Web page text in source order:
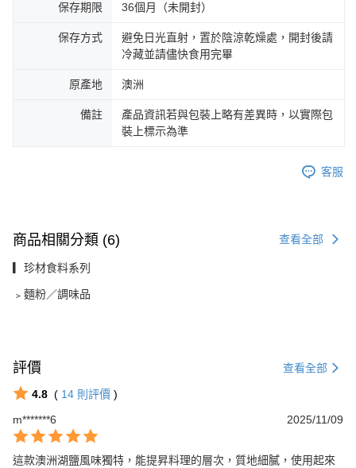
保存期限 36個月（未開封）
保存方式
避免日光直射，置於陰涼乾燥處，開封後請
冷藏並請儘快食用完畢
原產地 澳洲
備註
產品資訊若與包裝上略有差異時，以實際包
裝上標示為準
客服
商品相關分類 (6) 查看全部
▎珍材食料系列
﹥麵粉／調味品
評價 查看全部
4.8 ( 14 則評價 )
m*******6
2025/11/09
這款澳洲湖鹽風味獨特，能提昇料理的層次，質地細膩，使用起來